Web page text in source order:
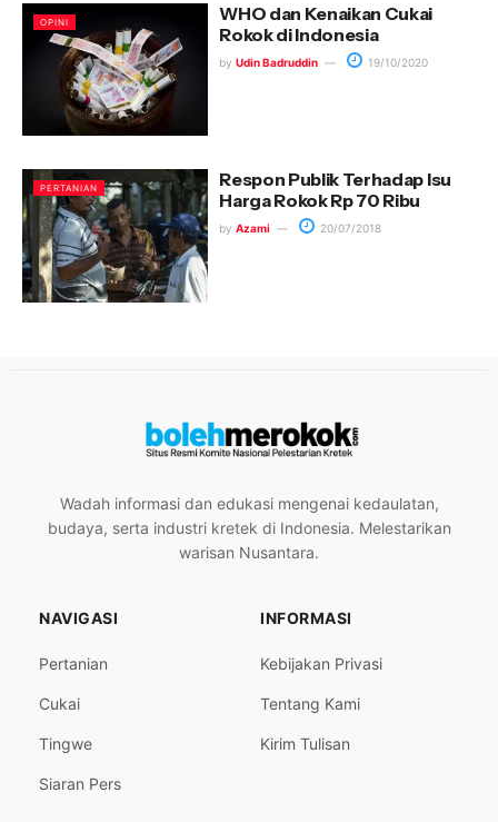
OPINI
WHO dan Kenaikan Cukai
Rokok di Indonesia
by Udin Badruddin 19/10/2020
PERTANIAN
Respon Publik Terhadap Isu
Harga Rokok Rp 70 Ribu
by Azami 20/07/2018
Wadah informasi dan edukasi mengenai kedaulatan,
budaya, serta industri kretek di Indonesia. Melestarikan
warisan Nusantara.
NAVIGASI
Pertanian
Cukai
Tingwe
Siaran Pers
INFORMASI
Kebijakan Privasi
Tentang Kami
Kirim Tulisan